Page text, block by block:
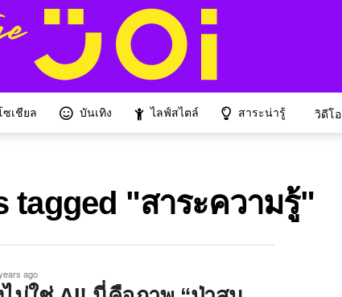
ซเชียล บันเทิง ไลฟ์สไตล์ สาระน่ารู้ วิดีโอ
tagged "สาระความรู้"
ago